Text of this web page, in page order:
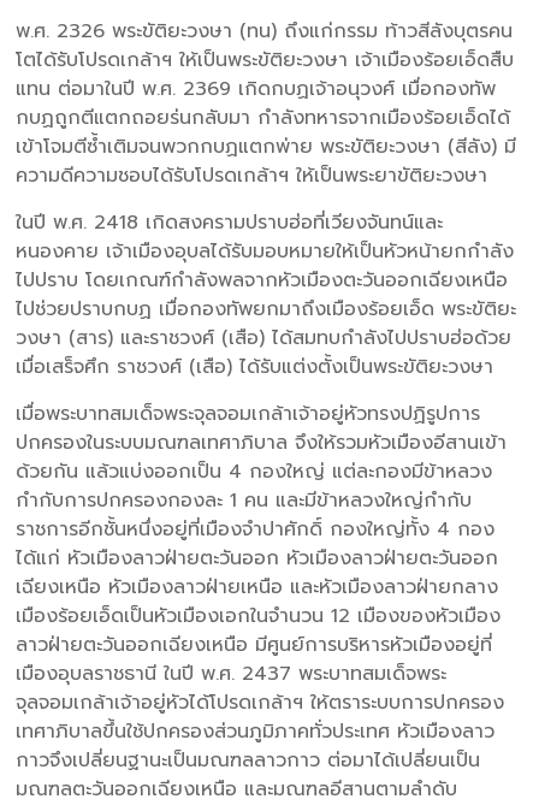
พ.ศ. 2326 พระขัติยะวงษา (ทน) ถึงแก่กรรม ท้าวสีลังบุตรคน
โตได้รับโปรดเกล้าฯ ให้เป็นพระขัติยะวงษา เจ้าเมืองร้อยเอ็ดสืบ
แทน ต่อมาในปี พ.ศ. 2369 เกิดกบฏเจ้าอนุวงศ์ เมื่อกองทัพ
กบฏถูกตีแตกถอยร่นกลับมา กำลังทหารจากเมืองร้อยเอ็ดได้
เข้าโจมตีซ้ำเติมจนพวกกบฏแตกพ่าย พระขัติยะวงษา (สีลัง) มี
ความดีความชอบได้รับโปรดเกล้าฯ ให้เป็นพระยาขัติยะวงษา
ในปี พ.ศ. 2418 เกิดสงครามปราบฮ่อที่เวียงจันทน์และ
หนองคาย เจ้าเมืองอุบลได้รับมอบหมายให้เป็นหัวหน้ายกกำลัง
ไปปราบ โดยเกณฑ์กำลังพลจากหัวเมืองตะวันออกเฉียงเหนือ
ไปช่วยปราบกบฏ เมื่อกองทัพยกมาถึงเมืองร้อยเอ็ด พระขัติยะ
วงษา (สาร) และราชวงศ์ (เสือ) ได้สมทบกำลังไปปราบฮ่อด้วย
เมื่อเสร็จศึก ราชวงศ์ (เสือ) ได้รับแต่งตั้งเป็นพระขัติยะวงษา
เมื่อพระบาทสมเด็จพระจุลจอมเกล้าเจ้าอยู่หัวทรงปฏิรูปการ
ปกครองในระบบมณฑลเทศาภิบาล จึงให้รวมหัวเมืองอีสานเข้า
ด้วยกัน แล้วแบ่งออกเป็น 4 กองใหญ่ แต่ละกองมีข้าหลวง
กำกับการปกครองกองละ 1 คน และมีข้าหลวงใหญ่กำกับ
ราชการอีกชั้นหนึ่งอยู่ที่เมืองจำปาศักดิ์ กองใหญ่ทั้ง 4 กอง
ได้แก่ หัวเมืองลาวฝ่ายตะวันออก หัวเมืองลาวฝ่ายตะวันออก
เฉียงเหนือ หัวเมืองลาวฝ่ายเหนือ และหัวเมืองลาวฝ่ายกลาง
เมืองร้อยเอ็ดเป็นหัวเมืองเอกในจำนวน 12 เมืองของหัวเมือง
ลาวฝ่ายตะวันออกเฉียงเหนือ มีศูนย์การบริหารหัวเมืองอยู่ที่
เมืองอุบลราชธานี ในปี พ.ศ. 2437 พระบาทสมเด็จพระ
จุลจอมเกล้าเจ้าอยู่หัวได้โปรดเกล้าฯ ให้ตราระบบการปกครอง
เทศาภิบาลขึ้นใช้ปกครองส่วนภูมิภาคทั่วประเทศ หัวเมืองลาว
กาวจึงเปลี่ยนฐานะเป็นมณฑลลาวกาว ต่อมาได้เปลี่ยนเป็น
มณฑลตะวันออกเฉียงเหนือ และมณฑลอีสานตามลำดับ